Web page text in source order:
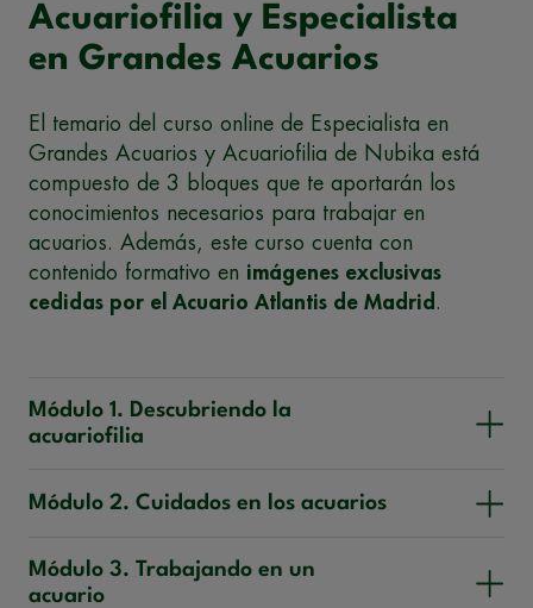
Acuariofilia y Especialista
en Grandes Acuarios
El temario del curso online de Especialista en
Grandes Acuarios y Acuariofilia de Nubika está
compuesto de 3 bloques que te aportarán los
conocimientos necesarios para trabajar en
acuarios. Además, este curso cuenta con
contenido formativo en imágenes exclusivas
cedidas por el Acuario Atlantis de Madrid .
Módulo 1. Descubriendo la
acuariofilia
Módulo 2. Cuidados en los acuarios
Módulo 3. Trabajando en un
acuario